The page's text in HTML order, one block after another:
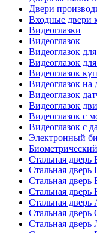
Двери
Входные двери
Видеоглазки
Видеоглазок
Видеоглазок
Видеоглазок
Видеоглазок
Видеоглазок на
Видеоглазок
Видеоглазок
Видеоглазок с
Видеоглазок с
Электронный
Стальная дверь
Стальная дверь
Стальная дверь
Стальная дверь
Стальная дверь
Стальная дверь
Стальная дверь